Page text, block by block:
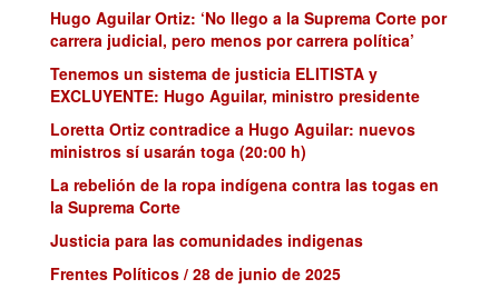
Hugo Aguilar Ortiz: ‘No llego a la Suprema Corte por
carrera judicial, pero menos por carrera política’
Tenemos un sistema de justicia ELITISTA y
EXCLUYENTE: Hugo Aguilar, ministro presidente
Loretta Ortiz contradice a Hugo Aguilar: nuevos
ministros sí usarán toga (20:00 h)
La rebelión de la ropa indígena contra las togas en
la Suprema Corte
Justicia para las comunidades indigenas
Frentes Políticos / 28 de junio de 2025